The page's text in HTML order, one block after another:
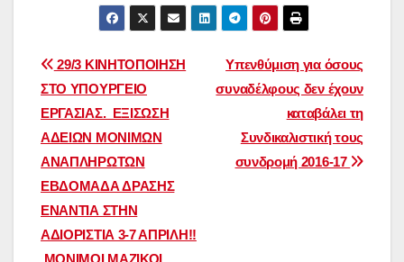
Πλοήγηση
άρθρων
Υπενθύμιση για όσους
συναδέλφους δεν έχουν
καταβάλει τη
Συνδικαλιστική τους
συνδρομή 2016-17
29/3 ΚΙΝΗΤΟΠΟΙΗΣΗ
ΣΤΟ ΥΠΟΥΡΓΕΙΟ
ΕΡΓΑΣΙΑΣ. ΕΞΙΣΩΣΗ
ΑΔΕΙΩΝ ΜΟΝΙΜΩΝ
ΑΝΑΠΛΗΡΩΤΩΝ
ΕΒΔΟΜΑΔΑ ΔΡΑΣΗΣ
ΕΝΑΝΤΙΑ ΣΤΗΝ
ΑΔΙΟΡΙΣΤΙΑ 3-7 ΑΠΡΙΛΗ!!
ΜΟΝΙΜΟΙ ΜΑΖΙΚΟΙ